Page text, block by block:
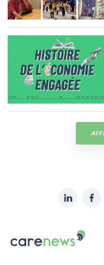
sur:
LinkedIn
Carenews,
Le